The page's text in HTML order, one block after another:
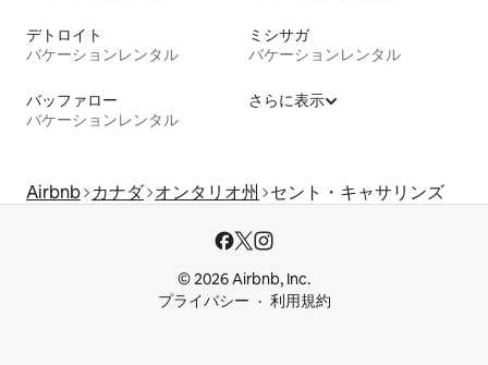
デトロイト
バケーションレンタル
ミシサガ
バケーションレンタル
バッファロー
バケーションレンタル
さらに表示
Airbnb カナダ オンタリオ州 セント・キャサリンズ
© 2026 Airbnb, Inc.
プライバシー
利用規約